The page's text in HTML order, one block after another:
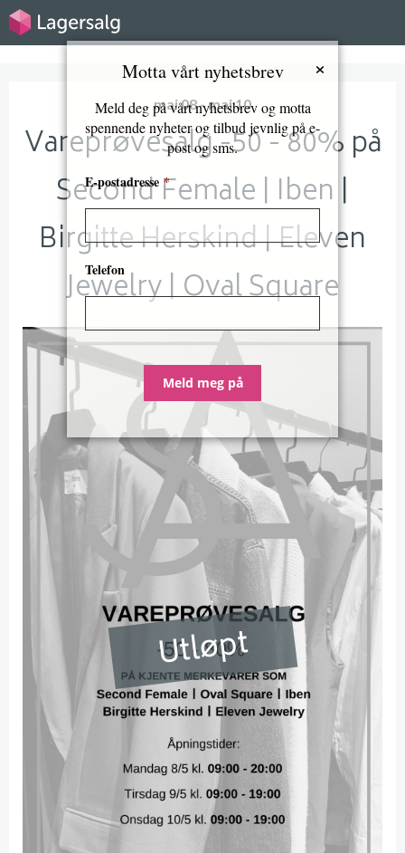
mai 08 - mai 10
Vareprøvesalg -50 - 80% på
Second Female | Iben |
Birgitte Herskind | Eleven
Jewelry | Oval Square
Utløpt
×
Motta vårt nyhetsbrev
Meld deg på vårt nyhetsbrev og motta
spennende nyheter og tilbud jevnlig på e-
post og sms.
E-postadresse *
Telefon